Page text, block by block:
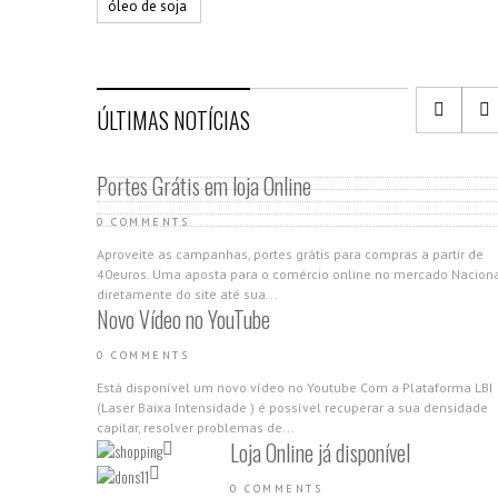
óleo de soja
ÚLTIMAS NOTÍCIAS
Portes Grátis em loja Online
0 COMMENTS
Aproveite as campanhas, portes grátis para compras a partir de
40euros. Uma aposta para o comércio online no mercado
diretamente do site até sua...
Novo Vídeo no YouTube
0 COMMENTS
Está disponível um novo vídeo no Youtube Com a Plataforma LBI
(Laser Baixa Intensidade ) é possível recuperar a sua densidade
capilar, resolver problemas de...
Loja Online já disponível
0 COMMENTS